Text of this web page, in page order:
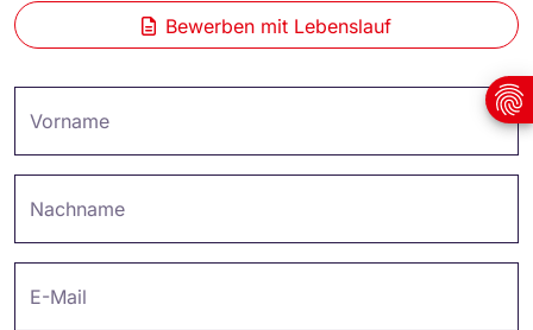
Bewerben mit Lebenslauf
Vorname
Nachname
E-Mail